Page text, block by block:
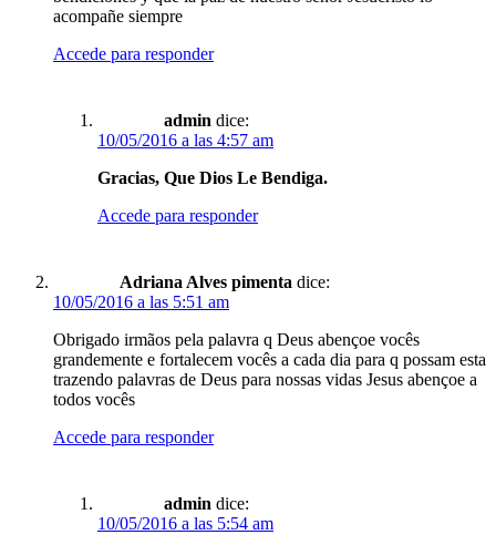
acompañe siempre
Accede para responder
admin dice:
10/05/2016 a las 4:57 am
Gracias, Que Dios Le Bendiga.
Accede para responder
Adriana Alves pimenta dice:
10/05/2016 a las 5:51 am
Obrigado irmãos pela palavra q Deus abençoe vocês
grandemente e fortalecem vocês a cada dia para q possam esta
trazendo palavras de Deus para nossas vidas Jesus abençoe a
todos vocês
Accede para responder
admin dice:
10/05/2016 a las 5:54 am